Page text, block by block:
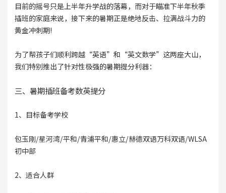
目前的摇号只是上半年升学战的落幕，而对于瞄准下半年秋季
插班的家庭来说，接下来的暑期正是绝地反击、拉满战斗力的
黄金冲刺期!
为了帮孩子们顺利跨越“英语”和“英文数学”这两座大山，
我们特别推出了针对性极强的暑期提分利器：
三、暑期插班备考数英提分
1、目标备考学校
包玉刚/星河湾/平和/青浦平和/惠立/赫德双语万科双语/WLSA
初中部
2、适合人群